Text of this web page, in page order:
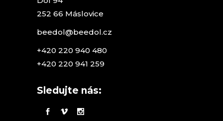
252 66 Máslovice
beedol@beedol.cz
+420 220 940 480
+420 220 941 259
Sledujte nás: